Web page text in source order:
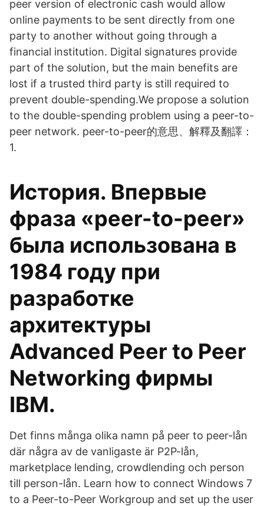
peer version of electronic cash would allow
online payments to be sent directly from one
party to another without going through a
financial institution. Digital signatures provide
part of the solution, but the main benefits are
lost if a trusted third party is still required to
prevent double-spending.We propose a solution
to the double-spending problem using a peer-to-
peer network. peer-to-peer的意思、解釋及翻譯：
1.
История. Впервые
фраза «peer-to-peer»
была использована в
1984 году при
разработке
архитектуры
Advanced Peer to Peer
Networking фирмы
IBM.
Det finns många olika namn på peer to peer-lån
där några av de vanligaste är P2P-lån,
marketplace lending, crowdlending och person
till person-lån. Learn how to connect Windows 7
to a Peer-to-Peer Workgroup and set up the user